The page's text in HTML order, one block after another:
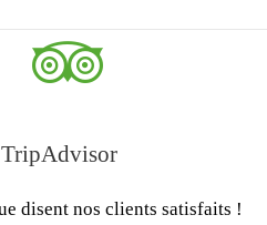
TripAdvisor
disent nos clients satisfaits !